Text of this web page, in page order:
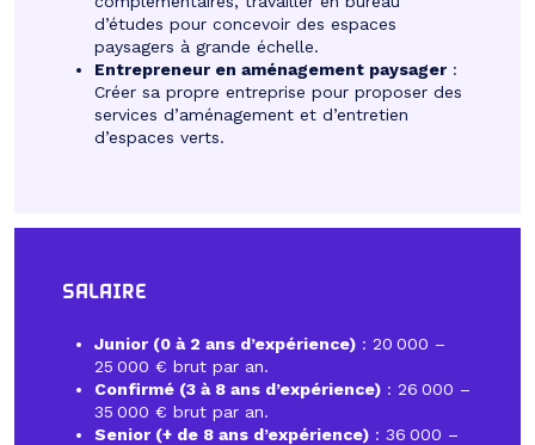
d’études pour concevoir des espaces
paysagers à grande échelle.
Entrepreneur en aménagement paysager :
Créer sa propre entreprise pour proposer des
services d’aménagement et d’entretien
d’espaces verts.
SALAIRE
Junior (0 à 2 ans d’expérience) : 20 000 –
25 000 € brut par an.
Confirmé (3 à 8 ans d’expérience) : 26 000 –
35 000 € brut par an.
Senior (+ de 8 ans d’expérience) : 36 000 –